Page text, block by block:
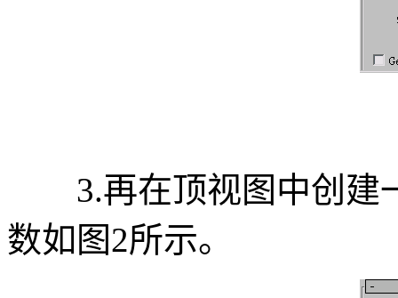
3.再在顶视图中创建
数如图2所示。